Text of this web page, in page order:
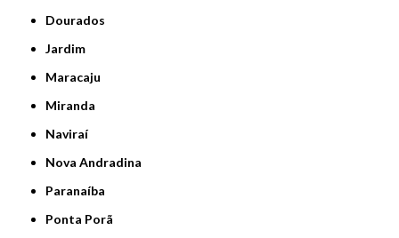
Dourados
Jardim
Maracaju
Miranda
Naviraí
Nova Andradina
Paranaíba
Ponta Porã